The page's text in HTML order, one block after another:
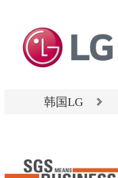
韩国LG
韩国LG